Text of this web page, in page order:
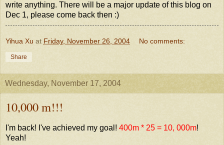
write anything. There will be a major update of this blog on
Dec 1, please come back then :)
Yihua Xu at Friday, November 26, 2004 No comments:
Share
Wednesday, November 17, 2004
10,000 m!!!
I'm back! I've achieved my goal! 400m * 25 = 10, 000m!
Yeah!